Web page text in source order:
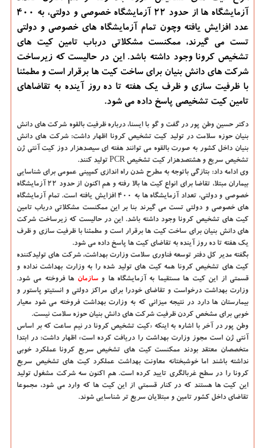
آزمایشگاه ها از حدود 22 آزمایشگاه خصوصی و دولتی، به 400
عدد افزایش یافته وچون تمام آزمایشگاه های خصوصی و دولتی
تست می گیرند، ممكنست مشكلاتی درباب تامین كیت های
تشخیص كرونا وجود داشته باشد. این در حالیست كه زیرساخت
شركت های دانش بنیان برای ساخت كیت ها برقرار است و مطمئنا
با ظرفیت سازی و ظرف یك هفته تا ده روز آینده به تقاضاهای
تامین كیت تشخیصی پاسخ داده می شود.
دکتر حسین وطن پور در گفت و گو با ایسنا، درباره ظرفیت بالقوه شرکت های دانش
بنیان حوزه سلامت در تولید کیت تشخیص کرونا اظهار داشت: شرکت های دانش
بنیان داخل کشور به صورت بالقوه می توانند هفته ای سیصدهزار دوز کیت آنتی ژن
تشخیص سریع و هشتصدهزار کیت تشخیص PCR تولید کنند.
وی ادامه داد: بتازگی باتوجه به مطرح شدن راه اندازی کمپینی عمومی برای شناسایی
بیماران مبتلا، تقاضا برای انواع کیت ها بالا رفته و هم اکنون از حدود ۲۲ آزمایشگاه
خصوصی و دولتی، تعداد آزمایشگاه ها به ۴۰۰ افزایش یافته است. تمام آزمایشگاه
های خصوصی و دولتی تست می گیرند بنا بر این ممکنست مشکلاتی درباب تامین
کیت های تشخیص کرونا وجود داشته باشد. این در حالیست که زیرساخت شرکت
های دانش بنیان برای ساخت کیت ها برقرار است و مطمئنا با ظرفیت سازی و ظرف
یک هفته تا ده روز آینده به تقاضای کیت ها پاسخ داده می شود.
بگفته مدیر کل دفتر توسعه فناوری سلامت وزارت بهداشت، شرکت های تولیدکننده
کیت های تشخیص کرونا همه کیت های تولید شده را به وزارت بهداشت نداده و
قسمتی از این کیت ها مستقیما به آزمایشگاه ها وسازمان ها فروخته می شود.
وزارت بهداشت درخواست و تقاضای خودرا برای مراکز دولتی و انستیتو پاستور و
بیمارستان ها دارد در نتیجه میزانی که به وزارت بهداشت فروخته می شود معیار
خوبی برای مشخص کردن ظرفیت شرکت های دانش بنیان حوزه سلامت نیست.
وطن پور در آخر با اشاره به اینکه «کیت تشخیص کرونا در نیم ساعت که بر اساس
آنتی ژن است مجوز وزارت بهداشت را دریافت کرده است» اظهار داشت: در ابتدا
متخصصان معتقد بودند ممکنست کیت های تشخیص سریع کرونا عملکرد خوبی
نداشته باشند اما خوشبختانه معاونت بهداشت عملکرد کیت های تشخیص سریع
کرونا را در سطح غربالگری تایید کرده است. هم اکنون سه شرکت مشغول تولید
این کیت ها هستند که در کنار قسمتی از این کیت ها که وارد می شود، مجموعا
تقاضای داخل کشور تامین و مبتلایان سریع تر شناسایی شوند.